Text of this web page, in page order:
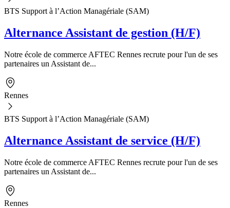
BTS Support à l’Action Managériale (SAM)
Alternance Assistant de gestion (H/F)
Notre école de commerce AFTEC Rennes recrute pour l'un de ses
partenaires un Assistant de...
Rennes
BTS Support à l’Action Managériale (SAM)
Alternance Assistant de service (H/F)
Notre école de commerce AFTEC Rennes recrute pour l'un de ses
partenaires un Assistant de...
Rennes